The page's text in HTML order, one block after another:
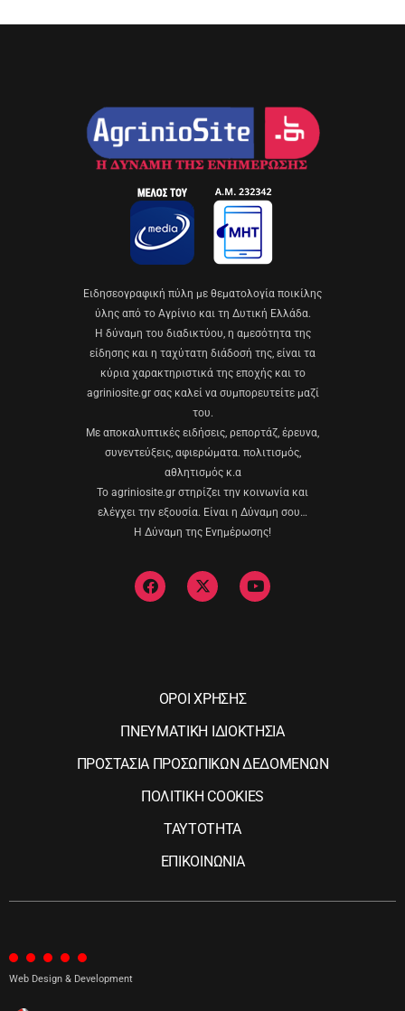
Eιδησεογραφική πύλη με θεματολογία ποικίλης
ύλης από το Αγρίνιο και τη Δυτική Ελλάδα.
Η δύναμη του διαδικτύου, η αμεσότητα της
είδησης και η ταχύτατη διάδοσή της, είναι τα
κύρια χαρακτηριστικά της εποχής και το
agriniosite.gr σας καλεί να συμπορευτείτε μαζί
του.
Με αποκαλυπτικές ειδήσεις, ρεπορτάζ, έρευνα,
συνεντεύξεις, αφιερώματα. πολιτισμός,
αθλητισμός κ.α
Το agriniosite.gr στηρίζει την κοινωνία και
ελέγχει την εξουσία. Είναι η Δύναμη σου…
Η Δύναμη της Ενημέρωσης!
ΟΡΟΙ ΧΡΗΣΗΣ
ΠΝΕΥΜΑΤΙΚΗ ΙΔΙΟΚΤΗΣΙΑ
ΠΡΟΣΤΑΣΙΑ ΠΡΟΣΩΠΙΚΩΝ ΔΕΔΟΜΕΝΩΝ
ΠΟΛΙΤΙΚΗ COOKIES
ΤΑΥΤΟΤΗΤΑ
ΕΠΙΚΟΙΝΩΝΙΑ
Web Design & Development